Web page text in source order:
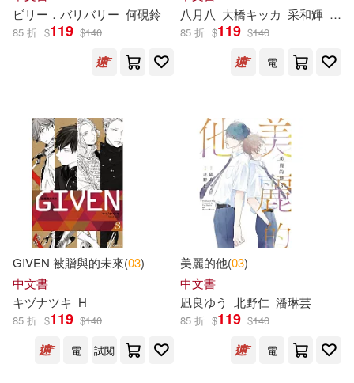
成利新(21)
矢立肇(21) 美國漫威公司(21)
HA-R(20)
Eric Carle(19)
Not Available (NA)(19)
接力出版社(60)
SONY MUSIC(59)
湖南少年兒童出版社(57)
黑龍江美術出版社(57)
南京大學出版社(56)
Channel Classics(55)
廣東新世紀出版社(52)
上人(51) 未來出版社(50)
ビリー．バリバリー 何硯鈴
85 折 $119 $140
八月八 大橋キッカ 采和輝 呂
85 折 $119 $140
電
GIVEN 被贈與的未來(03)
中文書
キヅナツキ H
85 折 $119 $140
電
試閱
美麗的他(03)
中文書
凪良ゆう 北野仁 潘琳芸
85 折 $119 $140
電